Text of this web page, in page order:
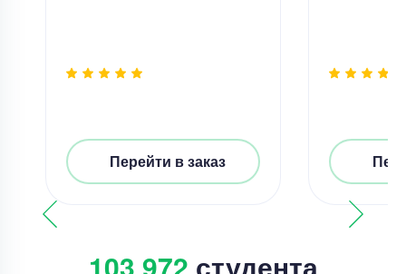
Перейти в заказ